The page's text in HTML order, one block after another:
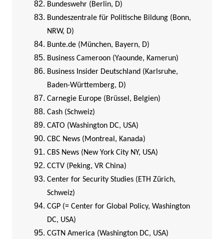
Bundeswehr (Berlin, D)
Bundeszentrale für Politische Bildung (Bonn,
NRW, D)
Bunte.de (München, Bayern, D)
Business Cameroon (Yaounde, Kamerun)
Business Insider Deutschland (Karlsruhe,
Baden-Württemberg, D)
Carnegie Europe (Brüssel, Belgien)
Cash (Schweiz)
CATO (Washington DC, USA)
CBC News (Montreal, Kanada)
CBS News (New York City NY, USA)
CCTV (Peking, VR China)
Center for Security Studies (ETH Zürich,
Schweiz)
CGP (= Center for Global Policy, Washington
DC, USA)
CGTN America (Washington DC, USA)